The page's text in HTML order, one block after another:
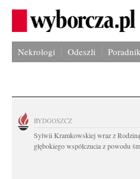
Nekrologi Odeszli
BYDGOSZCZ
Sylwii Kramkowskiej wraz z
głębokiego współczucia z powodu